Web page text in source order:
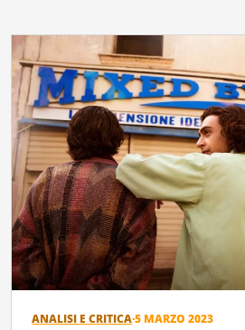
ANALISI E CRITICA·5 MARZO 2023